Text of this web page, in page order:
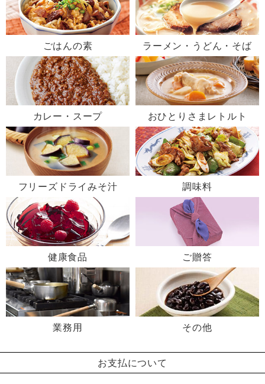
ごはんの素 ラーメン・うどん・そば
カレー・スープ おひとりさまレトルト
フリーズドライみそ汁 調味料
健康食品 ご贈答
業務用 その他
お支払について